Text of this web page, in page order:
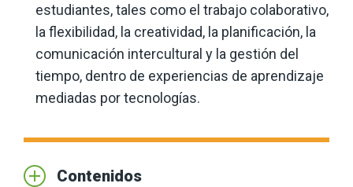
estudiantes, tales como el trabajo colaborativo,
la flexibilidad, la creatividad, la planificación, la
comunicación intercultural y la gestión del
tiempo, dentro de experiencias de aprendizaje
mediadas por tecnologías.
Contenidos